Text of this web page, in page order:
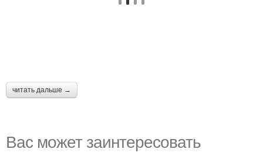
читать дальше →
Вас может заинтересовать